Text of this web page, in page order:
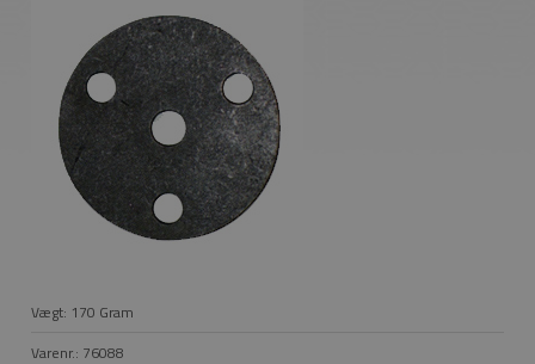
Vægt: 170 Gram
Varenr.: 76088